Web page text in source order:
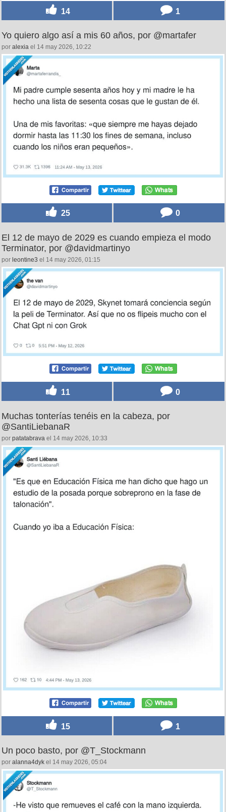
14 1
Yo quiero algo así a mis 60 años, por @martafer
por alexia el 14 may 2026, 10:22
25 0
El 12 de mayo de 2029 es cuando empieza el modo
Terminator, por @davidmartinyo
por leontine3 el 14 may 2026, 01:15
11 0
Muchas tonterías tenéis en la cabeza, por
@SantiLiebanaR
por patatabrava el 14 may 2026, 10:33
15 1
Un poco basto, por @T_Stockmann
por alanna4dyk el 14 may 2026, 05:04